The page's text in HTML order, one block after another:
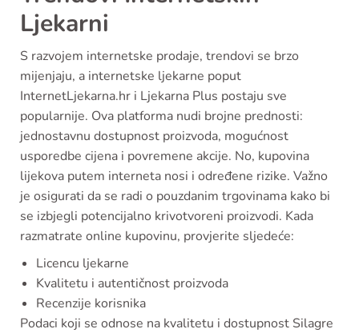
Ljekarni
S razvojem internetske prodaje, trendovi se brzo
mijenjaju, a internetske ljekarne poput
InternetLjekarna.hr i Ljekarna Plus postaju sve
popularnije. Ova platforma nudi brojne prednosti:
jednostavnu dostupnost proizvoda, mogućnost
usporedbe cijena i povremene akcije. No, kupovina
lijekova putem interneta nosi i određene rizike. Važno
je osigurati da se radi o pouzdanim trgovinama kako bi
se izbjegli potencijalno krivotvoreni proizvodi. Kada
razmatrate online kupovinu, provjerite sljedeće:
Licencu ljekarne
Kvalitetu i autentičnost proizvoda
Recenzije korisnika
Podaci koji se odnose na kvalitetu i dostupnost Silagre